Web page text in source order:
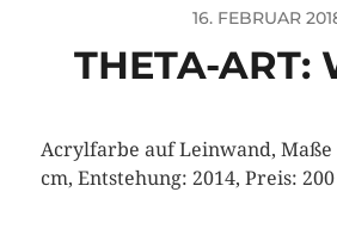
16. FEBRUAR
THETA-ART:
Acrylfarbe auf Leinwand, Maße
cm, Entstehung: 2014, Preis: